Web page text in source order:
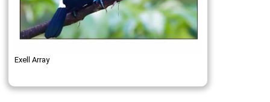
Exell Array